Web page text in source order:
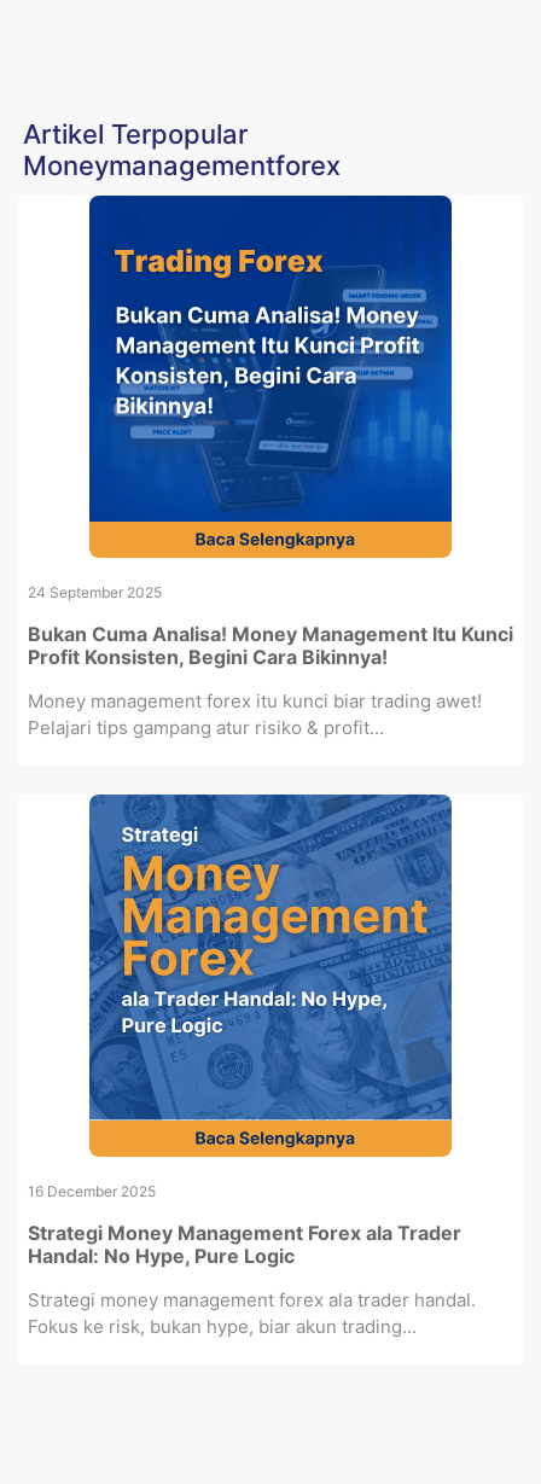
Artikel Terpopular
Moneymanagementforex
24 September 2025
Bukan Cuma Analisa! Money Management Itu Kunci
Profit Konsisten, Begini Cara Bikinnya!
Money management forex itu kunci biar trading awet!
Pelajari tips gampang atur risiko & profit...
16 December 2025
Strategi Money Management Forex ala Trader
Handal: No Hype, Pure Logic
Strategi money management forex ala trader handal.
Fokus ke risk, bukan hype, biar akun trading...